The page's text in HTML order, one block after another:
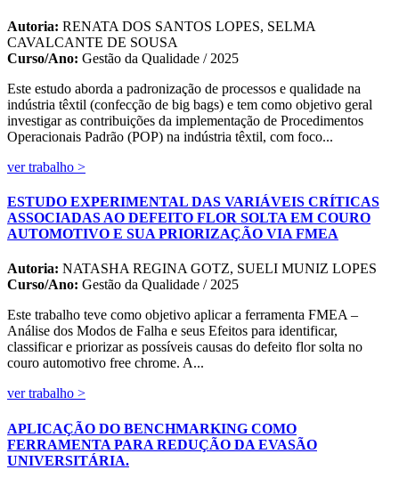
Autoria: RENATA DOS SANTOS LOPES, SELMA
CAVALCANTE DE SOUSA
Curso/Ano: Gestão da Qualidade / 2025
Este estudo aborda a padronização de processos e qualidade na
indústria têxtil (confecção de big bags) e tem como objetivo geral
investigar as contribuições da implementação de Procedimentos
Operacionais Padrão (POP) na indústria têxtil, com foco...
ver trabalho >
ESTUDO EXPERIMENTAL DAS VARIÁVEIS CRÍTICAS
ASSOCIADAS AO DEFEITO FLOR SOLTA EM COURO
AUTOMOTIVO E SUA PRIORIZAÇÃO VIA FMEA
Autoria: NATASHA REGINA GOTZ, SUELI MUNIZ LOPES
Curso/Ano: Gestão da Qualidade / 2025
Este trabalho teve como objetivo aplicar a ferramenta FMEA –
Análise dos Modos de Falha e seus Efeitos para identificar,
classificar e priorizar as possíveis causas do defeito flor solta no
couro automotivo free chrome. A...
ver trabalho >
APLICAÇÃO DO BENCHMARKING COMO
FERRAMENTA PARA REDUÇÃO DA EVASÃO
UNIVERSITÁRIA.